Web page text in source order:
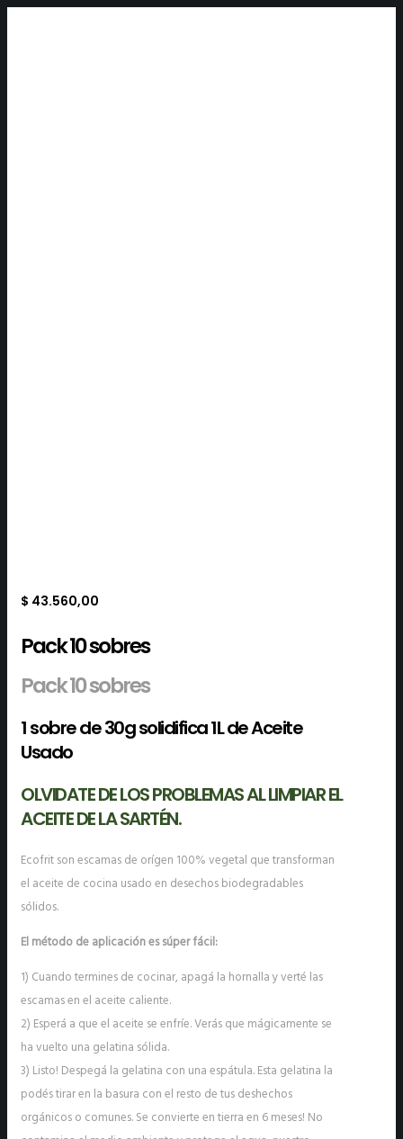
$ 43.560,00
Pack 10 sobres
Pack 10 sobres
1 sobre de 30g solidifica 1L de Aceite
Usado
OLVIDATE DE LOS PROBLEMAS AL LIMPIAR EL
ACEITE DE LA SARTÉN.
Ecofrit son escamas de orígen 100% vegetal que transforman
el aceite de cocina usado en desechos biodegradables
sólidos.
El método de aplicación es súper fácil:
1) Cuando termines de cocinar, apagá la hornalla y verté las
escamas en el aceite caliente.
2) Esperá a que el aceite se enfríe. Verás que mágicamente se
ha vuelto una gelatina sólida.
3) Listo! Despegá la gelatina con una espátula. Esta gelatina la
podés tirar en la basura con el resto de tus deshechos
orgánicos o comunes. Se convierte en tierra en 6 meses! No